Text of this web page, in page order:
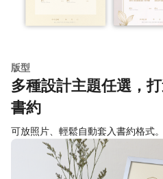
版型
多種設計主題任選，
書約
可放照片、輕鬆自動套入書約格式。